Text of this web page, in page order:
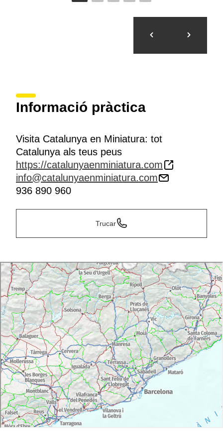
maquetes per preservar-ne la conservació.
espai accessible per a
informació en diversos idiomes. La seva proximitat
disposa d’
Informació pràctica
Visita Catalunya en Miniatura: tot
Catalunya als teus peus
https://catalunyaenminiatura.com
info@catalunyaenminiatura.com
936 890 960
Trucar